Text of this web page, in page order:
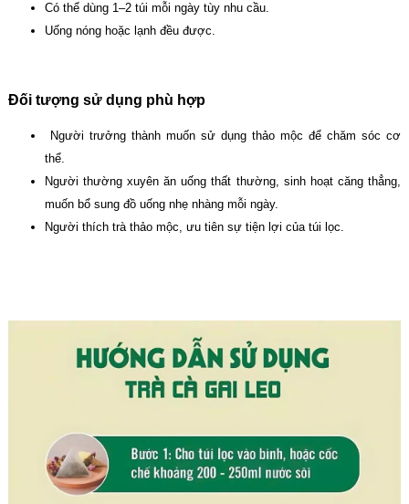
Có thể dùng 1–2 túi mỗi ngày tùy nhu cầu.
Uống nóng hoặc lạnh đều được.
Đối tượng sử dụng phù hợp
Người trưởng thành muốn sử dụng thảo mộc để chăm sóc cơ
thể.
Người thường xuyên ăn uống thất thường, sinh hoạt căng thẳng,
muốn bổ sung đồ uống nhẹ nhàng mỗi ngày.
Người thích trà thảo mộc, ưu tiên sự tiện lợi của túi lọc.